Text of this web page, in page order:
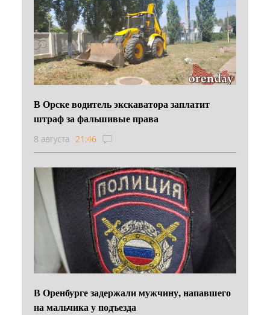
В Орске водитель экскаватора заплатит
штраф за фальшивые права
8 августа 21:46
В Оренбурге задержали мужчину, напавшего
на мальчика у подъезда